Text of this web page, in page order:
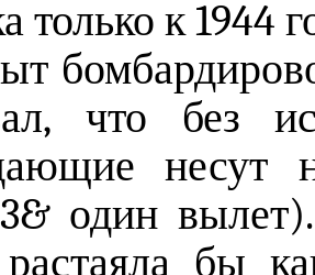
только к 1944
что без
несут
один
бы